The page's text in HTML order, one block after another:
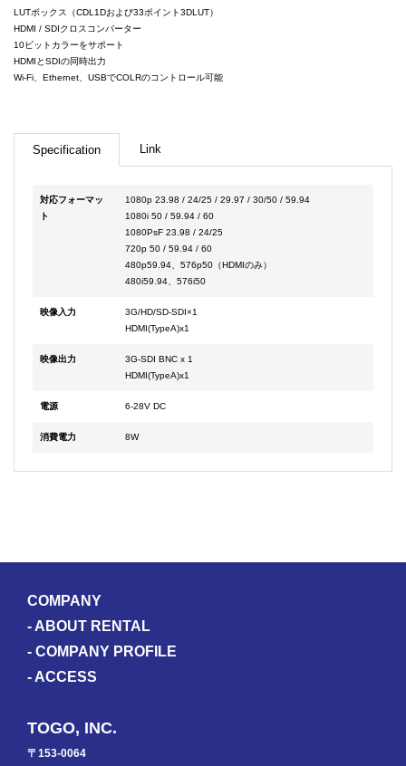
LUTボックス（CDL1Dおよび33ポイント3DLUT）
HDMI / SDIクロスコンバーター
10ビットカラーをサポート
HDMIとSDIの同時出力
Wi-Fi、Ethernet、USBでCOLRのコントロール可能
Specification Link
対応フォーマッ
ト
1080p 23.98 / 24/25 / 29.97 / 30/50 / 59.94
1080i 50 / 59.94 / 60
1080PsF 23.98 / 24/25
720p 50 / 59.94 / 60
480p59.94、576p50（HDMIのみ）
480i59.94、576i50
映像入力
3G/HD/SD-SDI×1
HDMI(TypeA)x1
映像出力
3G-SDI BNC x 1
HDMI(TypeA)x1
電源 6-28V DC
消費電力 8W
COMPANY
- ABOUT RENTAL
- COMPANY PROFILE
- ACCESS
TOGO, INC.
〒153-0064